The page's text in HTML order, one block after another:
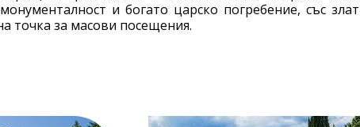
и богато царско погребение, със
точка за масови посещения.